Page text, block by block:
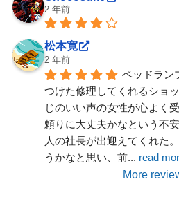
2 年前
松本寛
2 年前
ベッドラン
つけた修理してくれるショ
じのいい声の女性が心よく
頼りに大丈夫かなという不
人の社長が出迎えてくれた
うかなと思い、前... read
More